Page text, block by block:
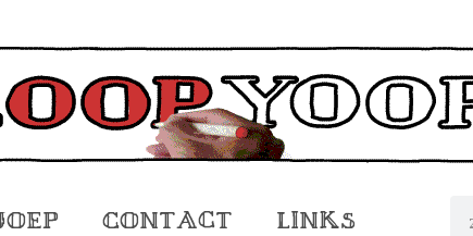
Contact Links